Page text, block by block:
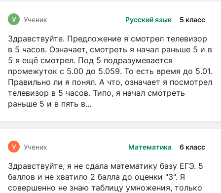
Русский язык 5 класс
У Ученик
Здравствуйте. Предложение я смотрел телевизор
в 5 часов. Означает, смотреть я начал раньше 5 и в
5 я ещё смотрел. Под 5 подразумевается
промежуток с 5.00 до 5.059. То есть время до 5.01.
Правильно ли я понял. А что, означает я посмотрел
телевизор в 5 часов. Типо, я начал смотреть
раньше 5 и в пять в...
Математика 6 класс
У Ученик
Здравствуйте, я не сдала математику базу ЕГЭ. 5
баллов и не хватило 2 балла до оценки "3". Я
совершенно не знаю таблицу умножения, только